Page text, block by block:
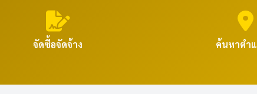
จัดซื้อจัดจ้าง ค้นหาตำ